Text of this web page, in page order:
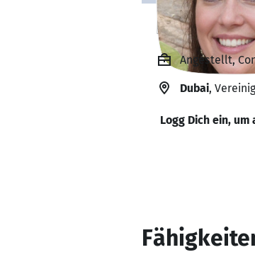
Dilfaraz
Angestellt,
Dubai,
Logg Dich ein,